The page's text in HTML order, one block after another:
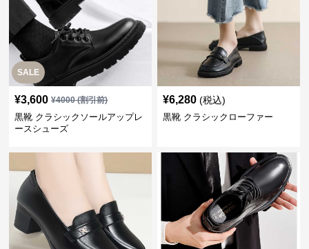
SALE
¥3,600 ¥4000(割引前)
黒靴 クラシックソールアップレ
ースシューズ
¥6,280 (税込)
黒靴 クラシックローファー